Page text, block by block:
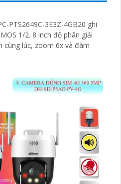
PTS2649C-3E3Z-4GB20 ghi
1/2. 8 inch độ phân giải
cùng lúc, zoom 6x và đàm